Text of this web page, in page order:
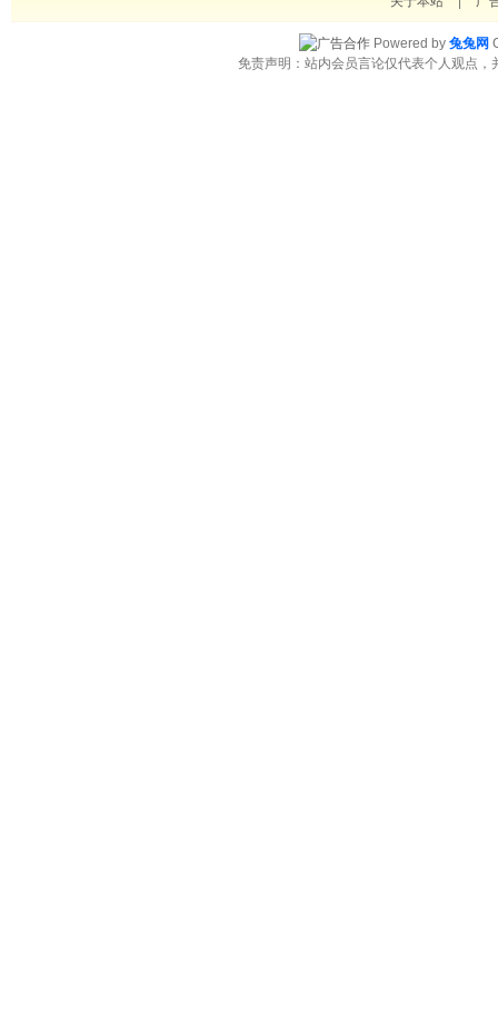
Powered by 兔兔网
免责声明：站内会员言论仅代表个人观点